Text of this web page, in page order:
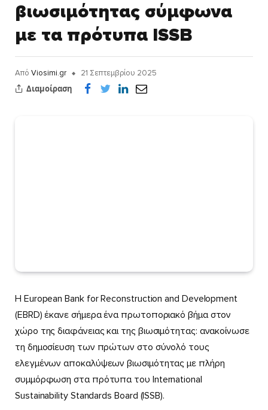
βιωσιμότητας σύμφωνα
με τα πρότυπα ISSB
Από Viosimi.gr
21 Σεπτεμβρίου 2025
Διαμοίραση
Η European Bank for Reconstruction and Development
(EBRD) έκανε σήμερα ένα πρωτοποριακό βήμα στον
χώρο της διαφάνειας και της βιωσιμότητας: ανακοίνωσε
τη δημοσίευση των πρώτων στο σύνολό τους
ελεγμένων αποκαλύψεων βιωσιμότητας με πλήρη
συμμόρφωση στα πρότυπα του International
Sustainability Standards Board (ISSB).